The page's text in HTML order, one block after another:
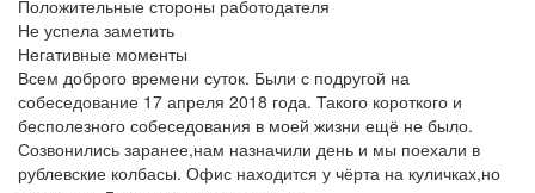
Положительные стороны работодателя
Не успела заметить
Негативные моменты
Всем доброго времени суток. Были с подругой на
собеседование 17 апреля 2018 года. Такого короткого и
бесполезного собеседования в моей жизни ещё не было.
Созвонились заранее,нам назначили день и мы поехали в
рублевские колбасы. Офис находится у чёрта на куличках,но